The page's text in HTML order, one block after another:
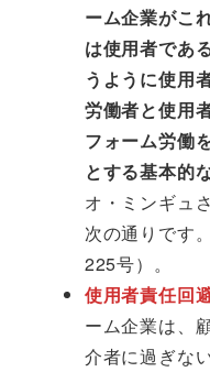
ーム企業がこ
は使用者であ
うように使用
労働者と使用
フォーム労働
とする基本的
オ・ミンギュ
次の通りです
225号）。
使用者責任回
ーム企業は、
介者に過ぎな